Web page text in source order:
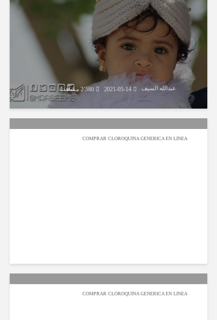
عبدالله السيف 2021-05-14 2٬580 مشاهدة
COMPRAR CLOROQUINA GENERICA EN LINEA
COMPRAR CLOROQUINA GENERICA EN LINEA